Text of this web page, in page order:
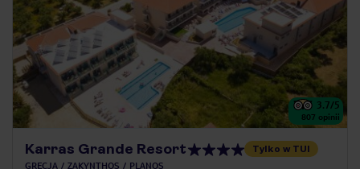
3.7/5
807 opinii
Karras Grande Resort Tylko w TUI
GRECJA ZAKYNTHOS PLANOS